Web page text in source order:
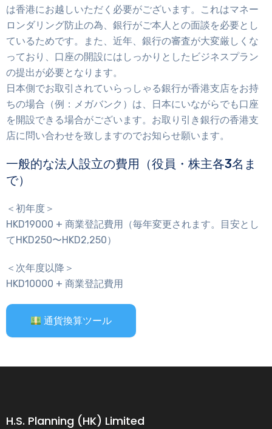
は香港にお越しいただく必要がございます。これはマネー
ロンダリング防止の為、銀行がご本人との面談を必要とし
ているためです。また、近年、銀行の審査が大変厳しくな
っており、口座の開設にはしっかりとしたビジネスプラン
の提出が必要となります。
日本側でお取引されていらっしゃる銀行が香港支店をお持
ちの場合（例：メガバンク）は、日本にいながらでも口座
を開設できる場合がございます。お取り引き銀行の香港支
店に問い合わせを致しますのでお知らせ願います。
一般的な法人設立の費用（役員・株主各3名ま
で）
＜初年度＞
HKD19000 + 商業登記費用（毎年変更されます。目安とし
てHKD250〜HKD2,250）
＜次年度以降＞
HKD10000 + 商業登記費用
通貨換算ツール
H.S. Planning (HK) Limited